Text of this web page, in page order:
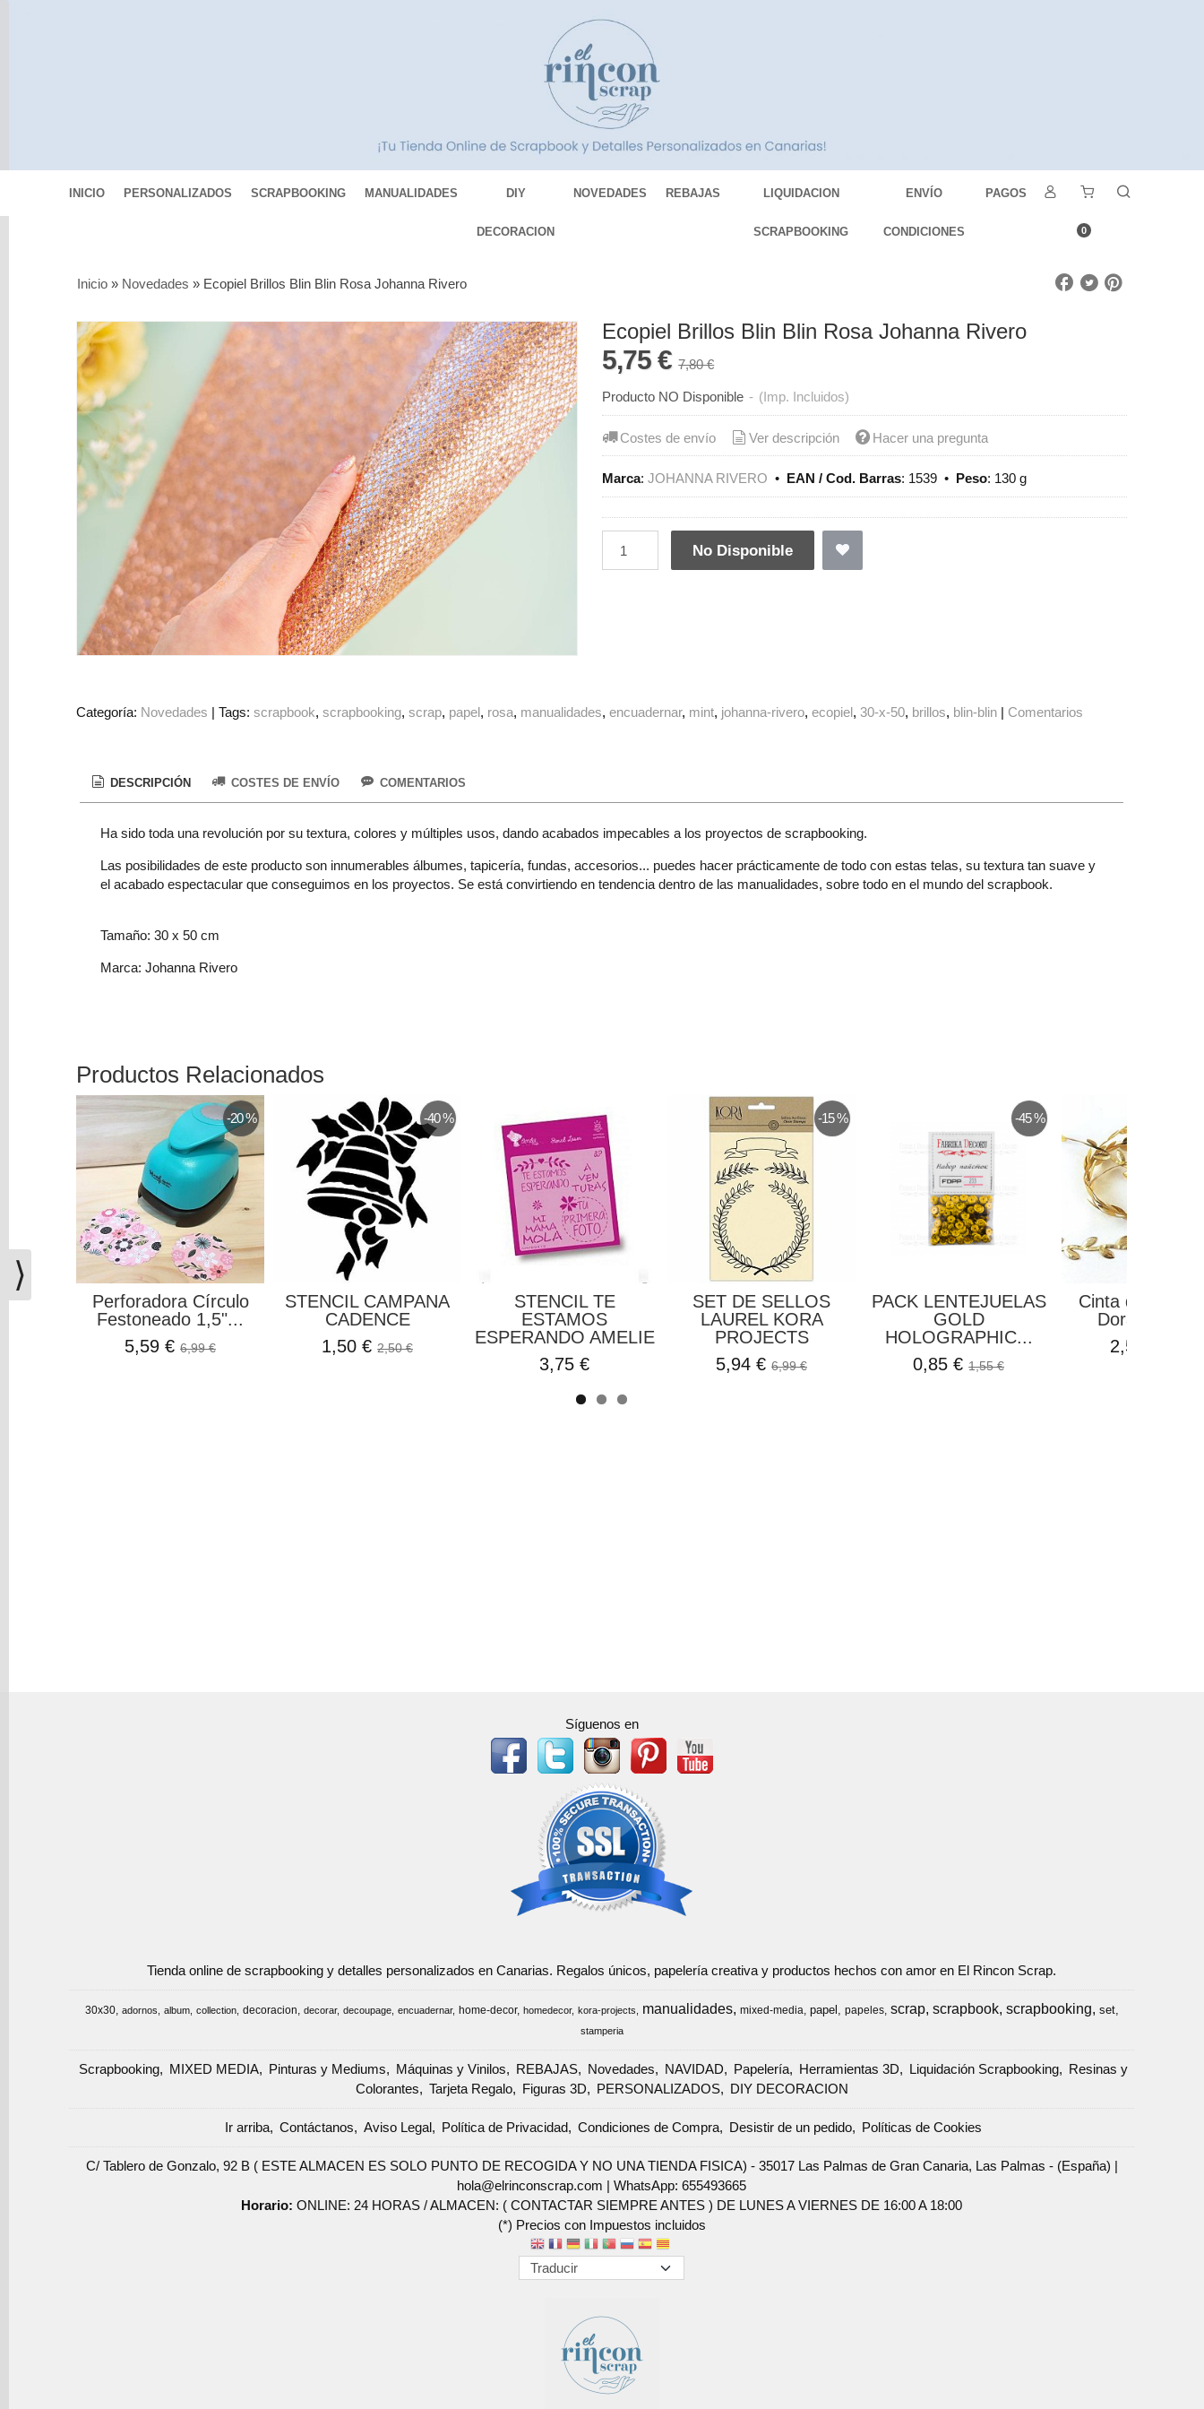
INICIO PERSONALIZADOS SCRAPBOOKING MANUALIDADES DIY
DECORACION
NOVEDADES REBAJAS LIQUIDACION
SCRAPBOOKING
ENVÍO
CONDICIONES
PAGOS
0
MIXED
MEDIA
Pinturas
Mediums
Máquinas
Novedades
NAVIDAD
Papelería
Herramientas
Liquidación
Regalo
Tu
carrito
compra
Inicio » Novedades » Ecopiel Brillos Blin Blin Rosa Johanna Rivero
Ecopiel Brillos Blin Blin Rosa Johanna Rivero
5,75 €7,80 €
Producto NO Disponible - (Imp. Incluidos)
Costes de envío Ver descripción Hacer una pregunta
Marca:JOHANNA RIVERO • EAN / Cod. Barras: 1539 • Peso: 130 g
No Disponible
Categoría: Novedades |Tags:scrapbook scrapbooking scrap papel rosa manualidades encuadernar mint johanna-rivero ecopiel 30-x-50 brillos blin-blin | Comentarios
DESCRIPCIÓN COSTES DE ENVÍO COMENTARIOS
Ha sido toda una revolución por su textura, colores y múltiples usos, dando acabados impecables a los proyectos de scrapbooking.
Las posibilidades de este producto son innumerables álbumes, tapicería, fundas, accesorios... puedes hacer prácticamente de todo con estas telas, su textura tan suave y
el acabado espectacular que conseguimos en los proyectos. Se está convirtiendo en tendencia dentro de las manualidades, sobre todo en el mundo del scrapbook.
Tamaño: 30 x 50 cm
Marca: Johanna Rivero
Productos Relacionados
-20 %
Perforadora Círculo
Festoneado 1,5"...
5,59 €6,99 €
-40 %
STENCIL CAMPANA
CADENCE
1,50 €2,50 €
STENCIL TE
ESTAMOS
ESPERANDO AMELIE
3,75 €
-15 %
SET DE SELLOS
LAUREL KORA
PROJECTS
5,94 €6,99 €
-45 %
PACK LENTEJUELAS
GOLD
HOLOGRAPHIC...
0,85 €1,55 €
Cinta de Tela
Dorado
2,54 €
Síguenos en
Tienda online de scrapbooking y detalles personalizados en Canarias. Regalos únicos, papelería creativa y productos hechos con amor en El Rincon Scrap.
30x30 adornos album collection decoracion decorar decoupage encuadernar home-decor homedecor kora-projects manualidades mixed-media papel papeles scrap scrapbook scrapbooking set
stamperia
Scrapbooking MIXED MEDIA Pinturas y Mediums Máquinas y Vinilos REBAJAS Novedades NAVIDAD Papelería Herramientas 3D Liquidación Scrapbooking
Resinas y
Colorantes
Tarjeta Regalo Figuras 3D PERSONALIZADOS DIY DECORACION
Ir arriba Contáctanos Aviso Legal Política de Privacidad Condiciones de Compra Desistir de un pedido Políticas de Cookies
C/ Tablero de Gonzalo, 92 B ( ESTE ALMACEN ES SOLO PUNTO DE RECOGIDA Y NO UNA TIENDA FISICA) - 35017 Las Palmas de Gran Canaria, Las Palmas - (España) |
hola@elrinconscrap.com |WhatsApp: 655493665
Horario:ONLINE: 24 HORAS / ALMACEN: ( CONTACTAR SIEMPRE ANTES ) DE LUNES A VIERNES DE 16:00 A 18:00
(*) Precios con Impuestos incluidos
⟩